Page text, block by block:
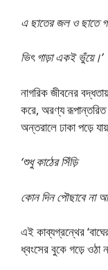
এ ছাতের জল ও ছাতে
ভিৎ গাড়া একই ভুঁয়ে।’
নাগরিক জীবনের
করে, অরণ্য
অন্তরালে ঢাকা পড়ে
‘শুধু কাঠের সিঁড়ি
কোন দিন পৌছাবে না
এই কাব্যগ্রন্থের
ধ্বংসের বুকে গড়ে